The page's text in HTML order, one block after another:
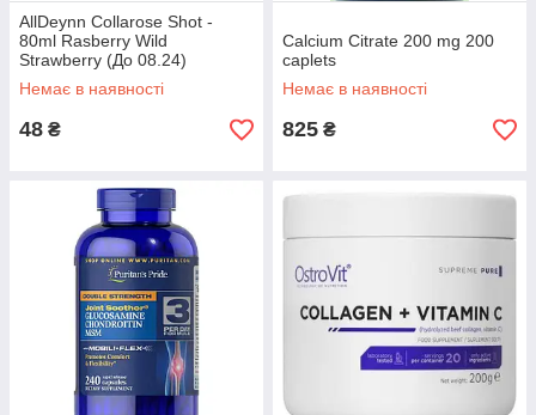
AllDeynn Collarose Shot -
80ml Rasberry Wild
Strawberry (До 08.24)
Немає в наявності
48 ₴
Calcium Citrate 200 mg 200
caplets
Немає в наявності
825 ₴